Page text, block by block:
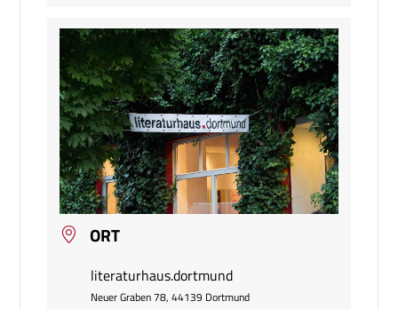
ORT
literaturhaus.dortmund
Neuer Graben 78, 44139 Dortmund